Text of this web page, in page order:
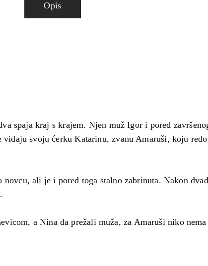
Opis
spaja kraj s krajem. Njen muž Igor i pored
svoju ćerku Katarinu, zvanu Amaruši, koju
ali je i pored toga stalno zabrinuta. Nakon
a Nina da prežali muža, za Amaruši niko